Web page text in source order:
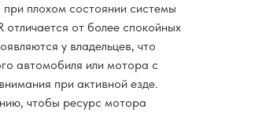
плохом состоянии системы
от более спокойных
у владельцев, что
автомобиля или мотора с
при активной езде.
чтобы ресурс мотора